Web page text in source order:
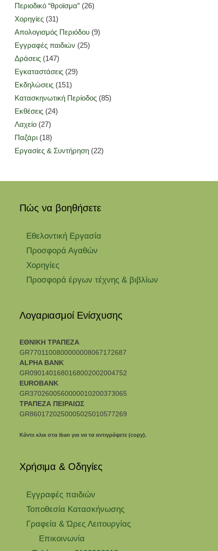
Περιοδικό “θροϊσμα” (26)
Χορηγίες (31)
Απολογισμός Περιόδου (9)
Εγγραφές παιδιών (25)
Δράσεις (147)
Εγκαταστάσεις (29)
Εκδηλώσεις (151)
Κατασκηνωτική Περίοδος (85)
Εκθέσεις (24)
Λαχείο (27)
Παζάρι (18)
Εργασίες & Συντήρηση (22)
Πώς να βοηθήσετε
Εθελοντική Εργασία
Προσφορά Αγαθών
Χορηγίες
Προσφορά έργων τέχνης & βιβλίων
Λογαριασμοί Ενίσχυσης
ΕΘΝΙΚΗ ΤΡΑΠΕΖΑ
GR7701100800000008067172687
ALPHA BANK
GR0901401680168002002004752
EUROBANK
GR3702600560000010200373065
ΤΡΑΠΕΖΑ ΠΕΙΡΑΙΩΣ
GR8601720250005025010577269
Κάντε κλικ στα iban για να τα αντιγράψετε (copy).
Χρήσιμα & Οδηγίες
Eγγραφές παιδιών
Τοποθεσία Κατασκήνωσης
Γραφεία & Ώρες Λειτουργίας
Επικοινωνία